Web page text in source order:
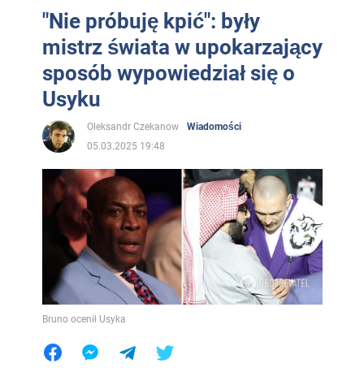
"Nie próbuję kpić": były
mistrz świata w upokarzający
sposób wypowiedział się o
Usyku
Oleksandr Czekanow
Wiadomości
05.03.2025 19:48
Bruno ocenił Usyka